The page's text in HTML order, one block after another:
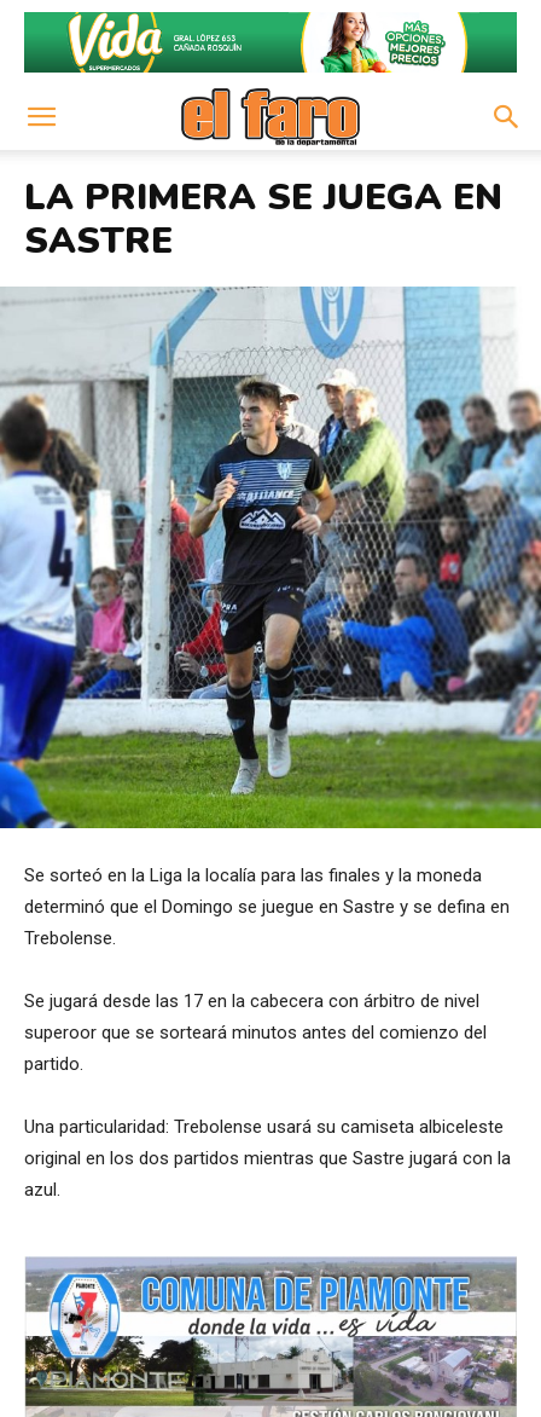
LA PRIMERA SE JUEGA EN
SASTRE
Se sorteó en la Liga la localía para las finales y la moneda
determinó que el Domingo se juegue en Sastre y se defina en
Trebolense.
Se jugará desde las 17 en la cabecera con árbitro de nivel
superoor que se sorteará minutos antes del comienzo del
partido.
Una particularidad: Trebolense usará su camiseta albiceleste
original en los dos partidos mientras que Sastre jugará con la
azul.